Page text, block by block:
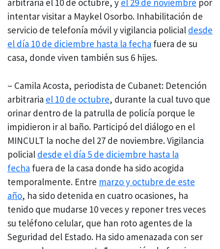
arbitraria el 10 de octubre, y el 29 de noviembre por
intentar visitar a Maykel Osorbo. Inhabilitación de
servicio de telefonía móvil y vigilancia policial desde
el día 10 de diciembre hasta la fecha fuera de su
casa, donde viven también sus 6 hijes.
– Camila Acosta, periodista de Cubanet: Detención
arbitraria el 10 de octubre, durante la cual tuvo que
orinar dentro de la patrulla de policía porque le
impidieron ir al baño. Participó del diálogo en el
MINCULT la noche del 27 de noviembre. Vigilancia
policial desde el día 5 de diciembre hasta la
fecha fuera de la casa donde ha sido acogida
temporalmente. Entre marzo y octubre de este
año, ha sido detenida en cuatro ocasiones, ha
tenido que mudarse 10 veces y reponer tres veces
su teléfono celular, que han roto agentes de la
Seguridad del Estado. Ha sido amenazada con ser